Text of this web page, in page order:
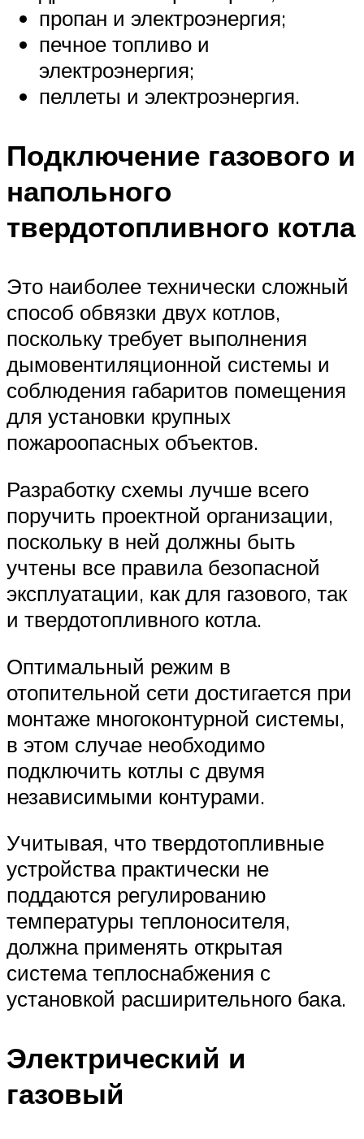
пропан и электроэнергия;
печное топливо и
электроэнергия;
пеллеты и электроэнергия.
Подключение газового и
напольного
твердотопливного котла
Это наиболее технически сложный
способ обвязки двух котлов,
поскольку требует выполнения
дымовентиляционной системы и
соблюдения габаритов помещения
для установки крупных
пожароопасных объектов.
Разработку схемы лучше всего
поручить проектной организации,
поскольку в ней должны быть
учтены все правила безопасной
эксплуатации, как для газового, так
и твердотопливного котла.
Оптимальный режим в
отопительной сети достигается при
монтаже многоконтурной системы,
в этом случае необходимо
подключить котлы с двумя
независимыми контурами.
Учитывая, что твердотопливные
устройства практически не
поддаются регулированию
температуры теплоносителя,
должна применять открытая
система теплоснабжения с
установкой расширительного бака.
Электрический и
газовый